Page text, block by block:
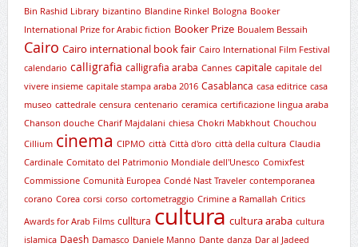
Bin Rashid Library bizantino Blandine Rinkel Bologna Booker
International Prize for Arabic fiction Booker Prize Boualem Bessaih
Cairo Cairo international book fair Cairo International Film Festival
calendario calligrafia calligrafia araba Cannes capitale capitale del
vivere insieme capitale stampa araba 2016 Casablanca casa editrice casa
museo cattedrale censura centenario ceramica certificazione lingua araba
Chanson douche Charif Majdalani chiesa Chokri Mabkhout Chouchou
Cillium cinema CIPMO città Città d'oro città della cultura Claudia
Cardinale Comitato del Patrimonio Mondiale dell'Unesco Comixfest
Commissione Comunità Europea Condé Nast Traveler contemporanea
corano Corea corsi corso cortometraggio Crimine a Ramallah Critics
Awards for Arab Films culltura cultura cultura araba cultura
islamica Daesh Damasco Daniele Manno Dante danza Dar al Jadeed